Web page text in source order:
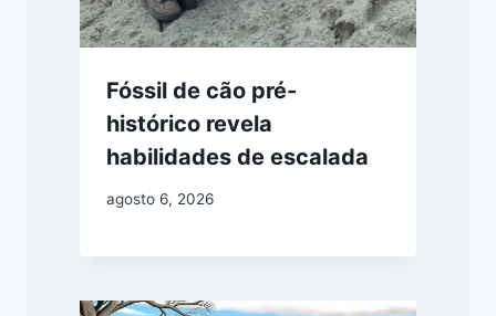
Fóssil de cão pré-
histórico revela
habilidades de escalada
agosto 6, 2026